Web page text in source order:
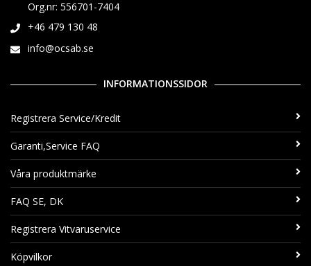
Org.nr: 556701-7404
+46 479 130 48
info@ocsab.se
INFORMATIONSSIDOR
Registrera Service/Kredit
Garanti,Service FAQ
Våra produktmärke
FAQ SE, DK
Registrera Vitvaruservice
Köpvilkor